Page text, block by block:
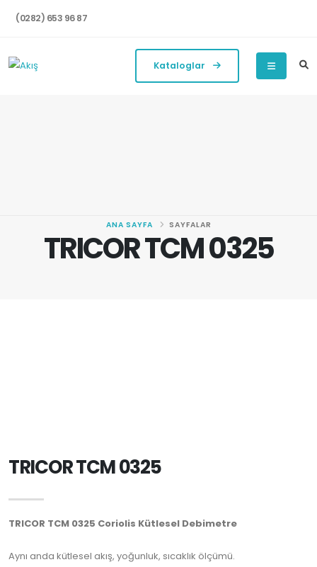
(0282) 653 96 87
Kataloglar
TRICOR TCM 0325
ANA SAYFA SAYFALAR
TRICOR TCM 0325
TRICOR TCM 0325 Coriolis Kütlesel Debimetre
Aynı anda kütlesel akış, yoğunluk, sıcaklık ölçümü.